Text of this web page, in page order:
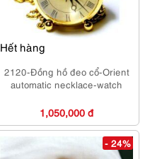
Hết hàng
2120-Đồng hồ đeo cổ-Orient
automatic necklace-watch
1,050,000 đ
- 24%